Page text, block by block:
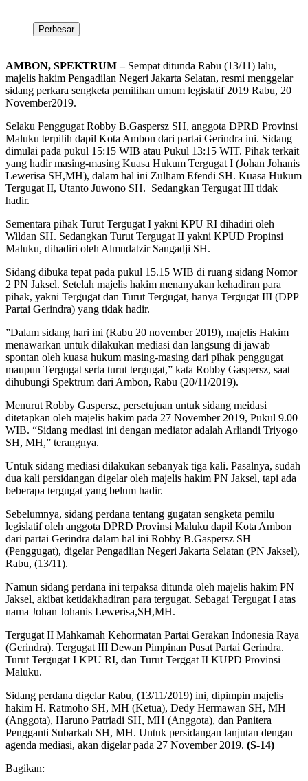
Perbesar
AMBON, SPEKTRUM –Sempat ditunda Rabu (13/11) lalu,
majelis hakim Pengadilan Negeri Jakarta Selatan, resmi menggelar
sidang perkara sengketa pemilihan umum legislatif 2019 Rabu, 20
November2019.
Selaku Penggugat Robby B.Gaspersz SH, anggota DPRD Provinsi
Maluku terpilih dapil Kota Ambon dari partai Gerindra ini. Sidang
dimulai pada pukul 15:15 WIB atau Pukul 13:15 WIT. Pihak terkait
yang hadir masing-masing Kuasa Hukum Tergugat I (Johan Johanis
Lewerisa SH,MH), dalam hal ini Zulham Efendi SH. Kuasa Hukum
Tergugat II, Utanto Juwono SH. Sedangkan Tergugat III tidak
hadir.
Sementara pihak Turut Tergugat I yakni KPU RI dihadiri oleh
Wildan SH. Sedangkan Turut Tergugat II yakni KPUD Propinsi
Maluku, dihadiri oleh Almudatzir Sangadji SH.
Sidang dibuka tepat pada pukul 15.15 WIB di ruang sidang Nomor
2 PN Jaksel. Setelah majelis hakim menanyakan kehadiran para
pihak, yakni Tergugat dan Turut Tergugat, hanya Tergugat III (DPP
Partai Gerindra) yang tidak hadir.
”Dalam sidang hari ini (Rabu 20 november 2019), majelis Hakim
menawarkan untuk dilakukan mediasi dan langsung di jawab
spontan oleh kuasa hukum masing-masing dari pihak penggugat
maupun Tergugat serta turut tergugat,” kata Robby Gaspersz, saat
dihubungi Spektrum dari Ambon, Rabu (20/11/2019).
Menurut Robby Gaspersz, persetujuan untuk sidang meidasi
ditetapkan oleh majelis hakim pada 27 November 2019, Pukul 9.00
WIB. “Sidang mediasi ini dengan mediator adalah Arliandi Triyogo
SH, MH,” terangnya.
Untuk sidang mediasi dilakukan sebanyak tiga kali. Pasalnya, sudah
dua kali persidangan digelar oleh majelis hakim PN Jaksel, tapi ada
beberapa tergugat yang belum hadir.
Sebelumnya, sidang perdana tentang gugatan sengketa pemilu
legislatif oleh anggota DPRD Provinsi Maluku dapil Kota Ambon
dari partai Gerindra dalam hal ini Robby B.Gaspersz SH
(Penggugat), digelar Pengadlian Negeri Jakarta Selatan (PN Jaksel),
Rabu, (13/11).
Namun sidang perdana ini terpaksa ditunda oleh majelis hakim PN
Jaksel, akibat ketidakhadiran para tergugat. Sebagai Tergugat I atas
nama Johan Johanis Lewerisa,SH,MH.
Tergugat II Mahkamah Kehormatan Partai Gerakan Indonesia Raya
(Gerindra). Tergugat III Dewan Pimpinan Pusat Partai Gerindra.
Turut Tergugat I KPU RI, dan Turut Terggat II KUPD Provinsi
Maluku.
Sidang perdana digelar Rabu, (13/11/2019) ini, dipimpin majelis
hakim H. Ratmoho SH, MH (Ketua), Dedy Hermawan SH, MH
(Anggota), Haruno Patriadi SH, MH (Anggota), dan Panitera
Pengganti Subarkah SH, MH. Untuk persidangan lanjutan dengan
agenda mediasi, akan digelar pada 27 November 2019. (S-14)
Bagikan: